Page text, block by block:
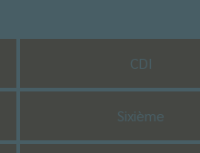
CDI
Sixième